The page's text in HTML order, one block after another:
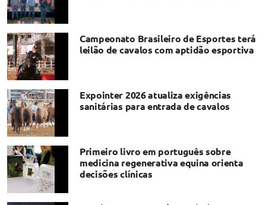
Campeonato Brasileiro de Esportes terá
leilão de cavalos com aptidão esportiva
Expointer 2026 atualiza exigências
sanitárias para entrada de cavalos
Primeiro livro em português sobre
medicina regenerativa equina orienta
decisões clínicas